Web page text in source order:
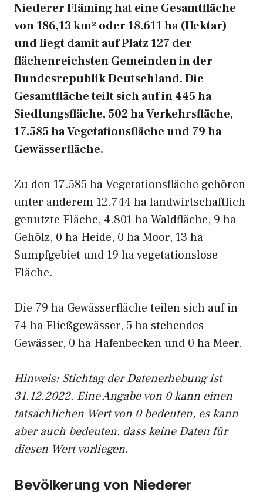
Niederer Fläming hat eine Gesamtfläche
von 186,13 km² oder 18.611 ha (Hektar)
und liegt damit auf Platz 127 der
flächenreichsten Gemeinden in der
Bundesrepublik Deutschland. Die
Gesamtfläche teilt sich auf in 445 ha
Siedlungsfläche, 502 ha Verkehrsfläche,
17.585 ha Vegetationsfläche und 79 ha
Gewässerfläche.
Zu den 17.585 ha Vegetationsfläche gehören
unter anderem 12.744 ha landwirtschaftlich
genutzte Fläche, 4.801 ha Waldfläche, 9 ha
Gehölz, 0 ha Heide, 0 ha Moor, 13 ha
Sumpfgebiet und 19 ha vegetationslose
Fläche.
Die 79 ha Gewässerfläche teilen sich auf in
74 ha Fließgewässer, 5 ha stehendes
Gewässer, 0 ha Hafenbecken und 0 ha Meer.
Hinweis: Stichtag der Datenerhebung ist
31.12.2022. Eine Angabe von 0 kann einen
tatsächlichen Wert von 0 bedeuten, es kann
aber auch bedeuten, dass keine Daten für
diesen Wert vorliegen.
Bevölkerung von Niederer